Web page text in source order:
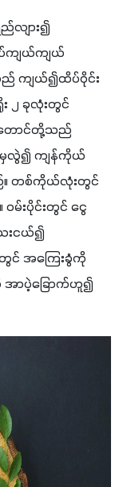
လျား၍
ပ်ကျယ်ကျယ်
ည် ကျယ်၍ထိပ်ဝိုင်း
၂ ခုလုံးတွင်
တောင်တို့သည်
ာမှလွဲ၍ ကျန်ကိုယ်
။ တစ်ကိုယ်လုံးတွင်
မ်းပိုင်းတွင် ငွေ
းငယ်၍
င် အကြေးခွံကို
အာပဲ့ခြောက်ဟူ၍